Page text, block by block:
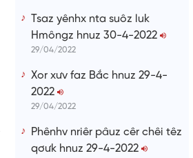
Tsaz yênhx nta suôz luk
Hmôngz hnuz 30-4-2022
29/04/2022
Xor xưv faz Bắc hnuz 29-4-
2022
29/04/2022
Phênhv nriêr pâuz cêr chêi têz
qơưk hnuz 29-4-2022